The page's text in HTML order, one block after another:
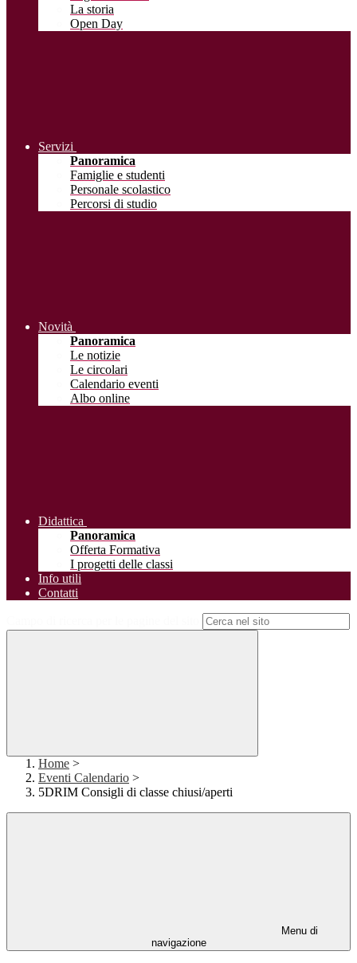
La storia
Open Day
Servizi
Panoramica
Famiglie e studenti
Personale scolastico
Percorsi di studio
Novità
Panoramica
Le notizie
Le circolari
Calendario eventi
Albo online
Didattica
Panoramica
Offerta Formativa
I progetti delle classi
Info utili
Contatti
Home >
Eventi Calendario >
5DRIM Consigli di classe chiusi/aperti
Menu di
navigazione